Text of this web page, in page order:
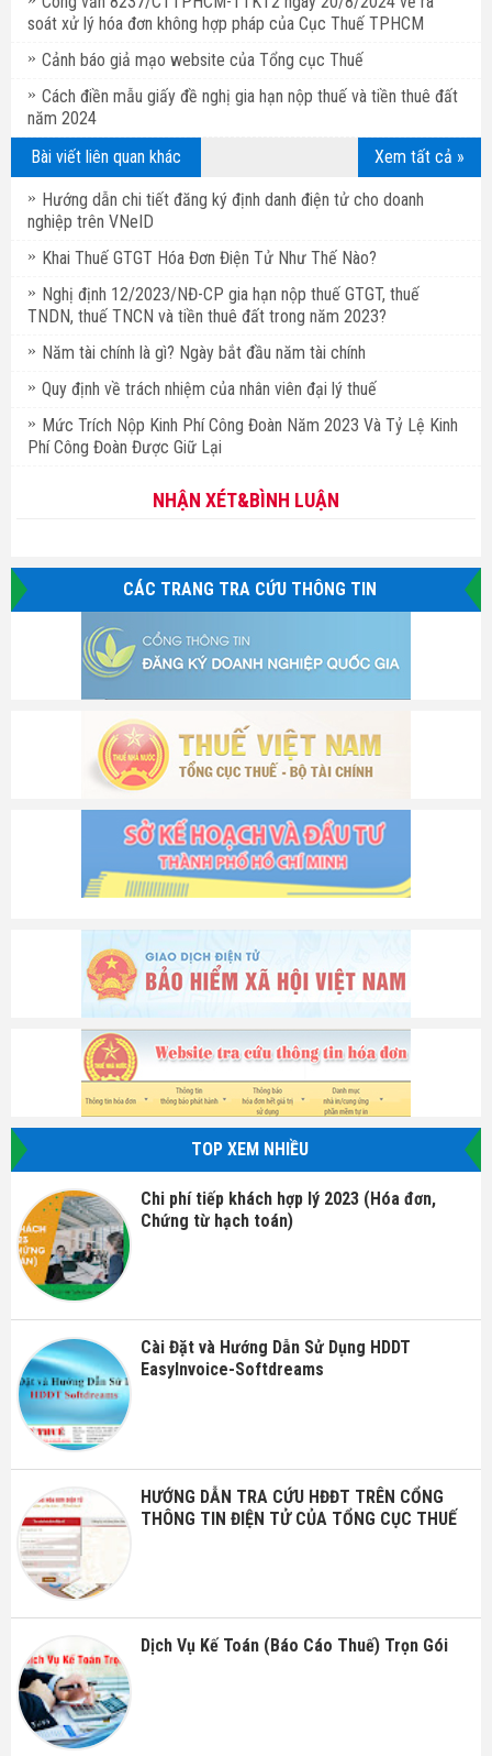
soát xử lý hóa đơn không hợp pháp của Cục Thuế TPHCM
Cảnh báo giả mạo website của Tổng cục Thuế
Cách điền mẫu giấy đề nghị gia hạn nộp thuế và tiền thuê đất
năm 2024
Xem tất cả »
Bài viết liên quan khác
Hướng dẫn chi tiết đăng ký định danh điện tử cho doanh
nghiệp trên VNeID
Khai Thuế GTGT Hóa Đơn Điện Tử Như Thế Nào?
Nghị định 12/2023/NĐ-CP gia hạn nộp thuế GTGT, thuế
TNDN, thuế TNCN và tiền thuê đất trong năm 2023?
Năm tài chính là gì? Ngày bắt đầu năm tài chính
Quy định về trách nhiệm của nhân viên đại lý thuế
Mức Trích Nộp Kinh Phí Công Đoàn Năm 2023 Và Tỷ Lệ Kinh
Phí Công Đoàn Được Giữ Lại
NHẬN XÉT&BÌNH LUẬN
CÁC TRANG TRA CỨU THÔNG TIN
TOP XEM NHIỀU
Chi phí tiếp khách hợp lý 2023 (Hóa đơn,
Chứng từ hạch toán)
Cài Đặt và Hướng Dẫn Sử Dụng HDDT
EasyInvoice-Softdreams
HƯỚNG DẪN TRA CỨU HĐĐT TRÊN CỔNG
THÔNG TIN ĐIỆN TỬ CỦA TỔNG CỤC THUẾ
Dịch Vụ Kế Toán (Báo Cáo Thuế) Trọn Gói